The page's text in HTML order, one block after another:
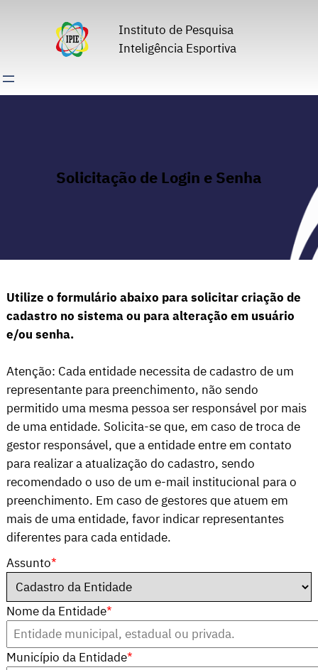
Instituto de Pesquisa
Inteligência Esportiva
Solicitação de Login e Senha
Utilize o formulário abaixo para solicitar criação de
cadastro no sistema ou para alteração em usuário
e/ou senha.
Atenção: Cada entidade necessita de cadastro de um
representante para preenchimento, não sendo
permitido uma mesma pessoa ser responsável por mais
de uma entidade. Solicita-se que, em caso de troca de
gestor responsável, que a entidade entre em contato
para realizar a atualização do cadastro, sendo
recomendado o uso de um e-mail institucional para o
preenchimento. Em caso de gestores que atuem em
mais de uma entidade, favor indicar representantes
diferentes para cada entidade.
Assunto*
Nome da Entidade*
Município da Entidade*